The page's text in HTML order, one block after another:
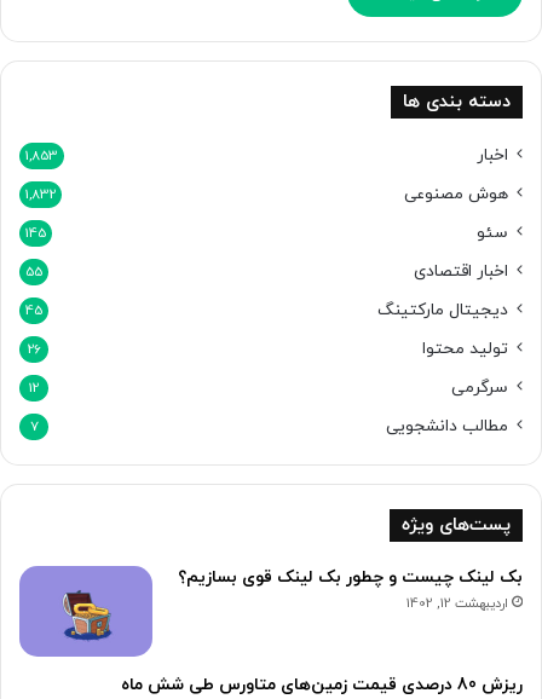
دسته بندی ها
اخبار 1,853
هوش مصنوعی 1,832
سئو 145
اخبار اقتصادی 55
دیجیتال مارکتینگ 45
تولید محتوا 26
سرگرمی 12
مطالب دانشجویی 7
پست‌های ویژه
بک لینک چیست و چطور بک لینک قوی بسازیم؟
اردیبهشت 12, 1402
ریزش 80 درصدی قیمت زمین‌های متاورس طی شش ماه